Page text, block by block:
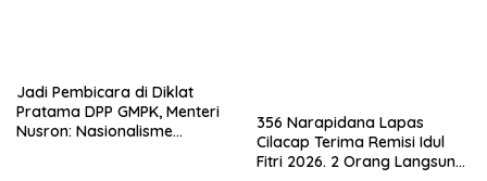
Jadi Pembicara di Diklat
Pratama DPP GMPK, Menteri
Nusron: Nasionalisme
356 Narapidana Lapas
Cilacap Terima Remisi Idul
Fitri 2026. 2 Orang Langsung